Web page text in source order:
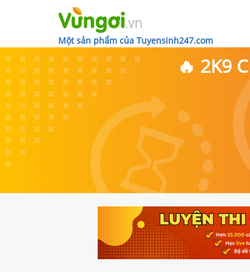
Một sản phẩm của Tuyensinh247.com
🔥 2K9